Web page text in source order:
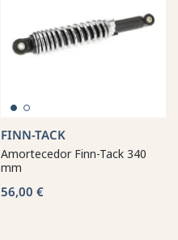
FINN-TACK
Amortecedor Finn-Tack 340
mm
56,00 €